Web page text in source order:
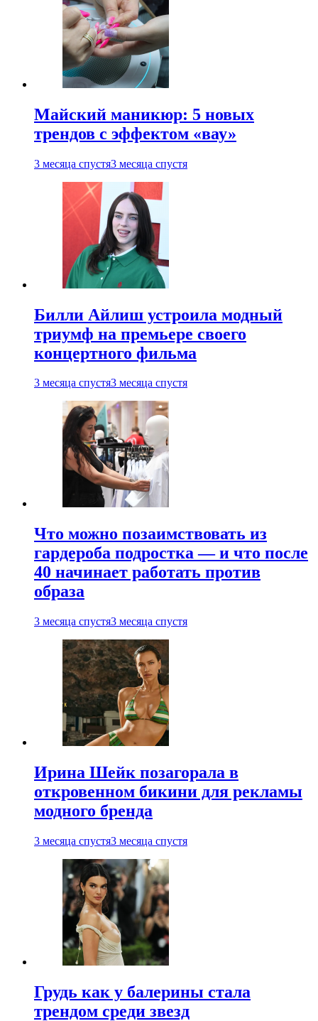
Майский маникюр: 5 новых
трендов с эффектом «вау»
3 месяца спустя3 месяца спустя
Билли Айлиш устроила модный
триумф на премьере своего
концертного фильма
3 месяца спустя3 месяца спустя
Что можно позаимствовать из
гардероба подростка — и что после
40 начинает работать против
образа
3 месяца спустя3 месяца спустя
Ирина Шейк позагорала в
откровенном бикини для рекламы
модного бренда
3 месяца спустя3 месяца спустя
Грудь как у балерины стала
трендом среди звезд